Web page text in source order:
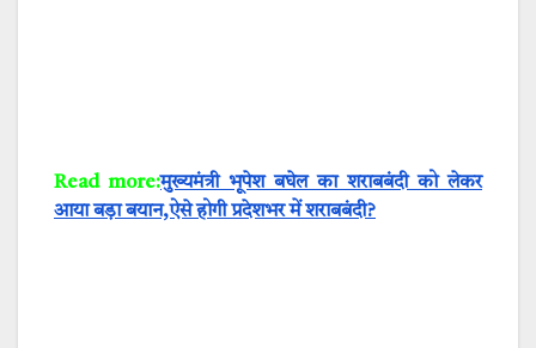
Read more:मुख्यमंत्री भूपेश बघेल का शराबबंदी को लेकर
आया बड़ा बयान,ऐसे होगी प्रदेशभर में शराबबंदी?